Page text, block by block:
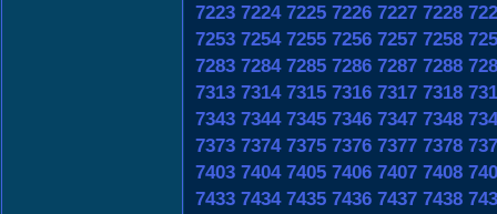
7223 7224 7225 7226 7227 7228
7253 7254 7255 7256 7257 7258
7283 7284 7285 7286 7287 7288
7313 7314 7315 7316 7317 7318
7343 7344 7345 7346 7347 7348
7373 7374 7375 7376 7377 7378
7403 7404 7405 7406 7407 7408
7433 7434 7435 7436 7437 7438